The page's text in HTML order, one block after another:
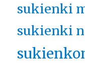
sukienki
sukienki